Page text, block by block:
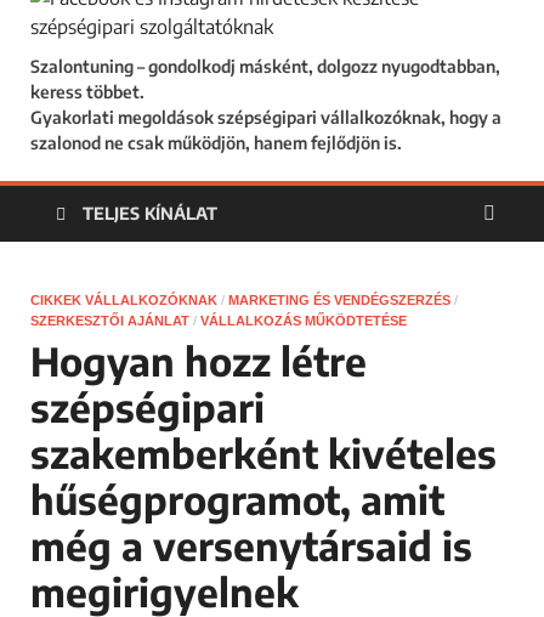
Szalontuning – gondolkodj másként, dolgozz nyugodtabban,
keress többet.
Gyakorlati megoldások szépségipari vállalkozóknak, hogy a
szalonod ne csak működjön, hanem fejlődjön is.
TELJES KÍNÁLAT
CIKKEK VÁLLALKOZÓKNAK / MARKETING ÉS VENDÉGSZERZÉS /
SZERKESZTŐI AJÁNLAT / VÁLLALKOZÁS MŰKÖDTETÉSE
Hogyan hozz létre
szépségipari
szakemberként kivételes
hűségprogramot, amit
még a versenytársaid is
megirigyelnek